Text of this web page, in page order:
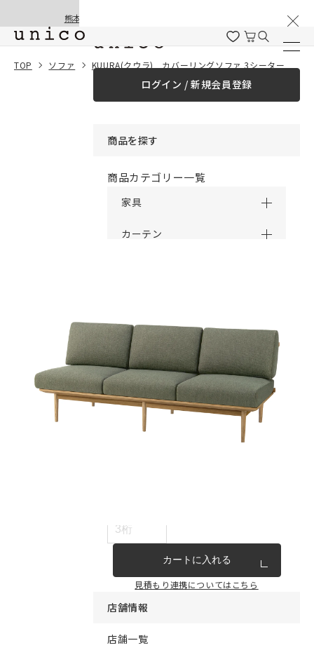
熊本地震の影響による配送遅延と停止について
ログイン / 新規会員登録
商品を探す
商品カテゴリー一覧
家具
カーテン
インテリア雑貨・その他
家具シリーズ一覧
新商品
カートに入れる
見積もり連携についてはこちら
店舗情報
店舗一覧
TOP ソファ KUURA(クウラ) カバーリングソファ 3シーター
一緒に購入する